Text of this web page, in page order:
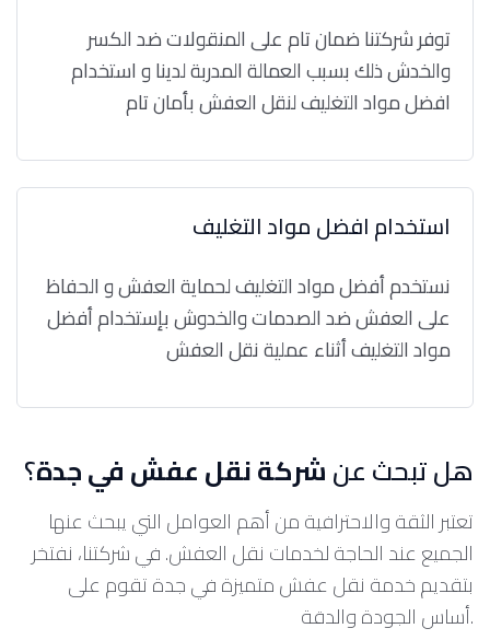
توفر شركتنا ضمان تام على المنقولات ضد الكسر
والخدش ذلك بسبب العمالة المدربة لدينا و استخدام
افضل مواد التغليف لنقل العفش بأمان تام
استخدام افضل مواد التغليف
نستخدم أفضل مواد التغليف لحماية العفش و الحفاظ
على العفش ضد الصدمات والخدوش بإستخدام أفضل
مواد التغليف أثناء عملية نقل العفش
هل تبحث عنشركة نقل عفش في جدة؟
تعتبر الثقة والاحترافية من أهم العوامل التي يبحث عنها
الجميع عند الحاجة لخدمات نقل العفش. في شركتنا، نفتخر
بتقديم خدمة نقل عفش متميزة في جدة تقوم على
أساس الجودة والدقة.